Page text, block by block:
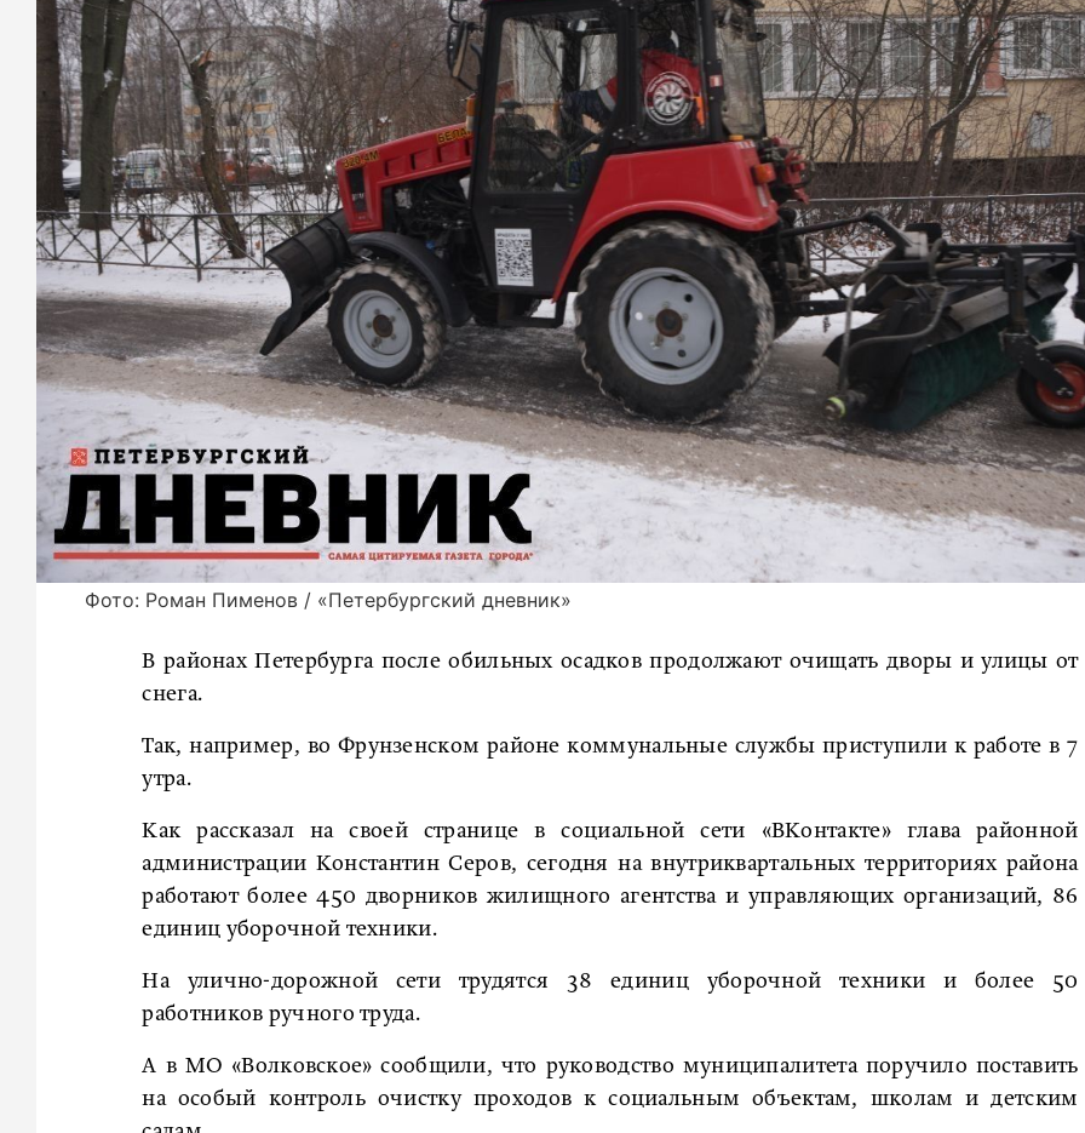
Фото: Роман Пименов / «Петербургский дневник»
В районах Петербурга после обильных осадков продолжают очищать дворы и улицы от
снега.
Так, например, во Фрунзенском районе коммунальные службы приступили к работе в 7
утра.
Как рассказал на своей странице в социальной сети «ВКонтакте» глава районной
администрации Константин Серов, сегодня на внутриквартальных территориях района
работают более 450 дворников жилищного агентства и управляющих организаций, 86
единиц уборочной техники.
На улично-дорожной сети трудятся 38 единиц уборочной техники и более 50
работников ручного труда.
А в МО «Волковское» сообщили, что руководство муниципалитета поручило поставить
на особый контроль очистку проходов к социальным объектам, школам и детским